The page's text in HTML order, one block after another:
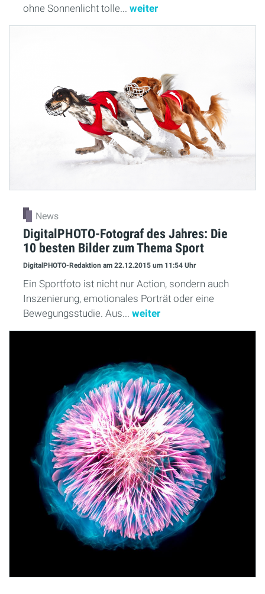
ohne Sonnenlicht tolle... weiter
News
DigitalPHOTO-Fotograf des Jahres: Die
10 besten Bilder zum Thema Sport
DigitalPHOTO-Redaktion am 22.12.2015 um 11:54 Uhr
Ein Sportfoto ist nicht nur Action, sondern auch
Inszenierung, emotionales Porträt oder eine
Bewegungsstudie. Aus... weiter